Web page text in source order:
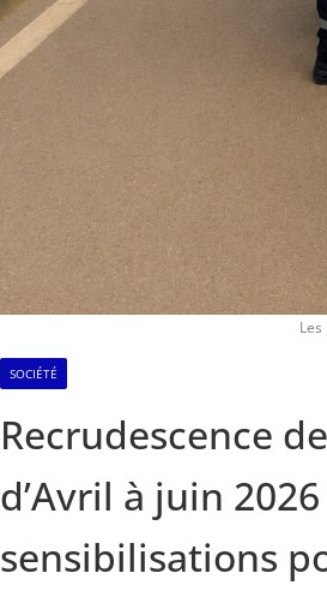
SOCIÉTÉ
Recrudescence
d’Avril à juin
sensibilisations